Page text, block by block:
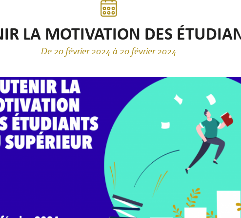
LA MOTIVATION DES
De 20 février 2024 à 20 février 2024